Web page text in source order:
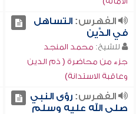
الفهرس:التساهل
في الدَّين
للشيخ: محمد المنجد
جزء من محاضرة ( ذم الدين
وعاقبة الاستدانة)
الفهرس:رؤى النبي
صلى الله عليه وسلم